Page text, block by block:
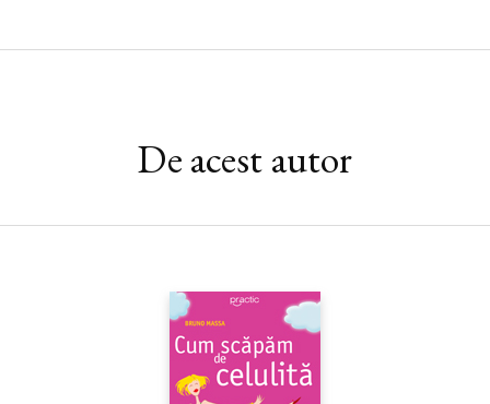
De acest autor